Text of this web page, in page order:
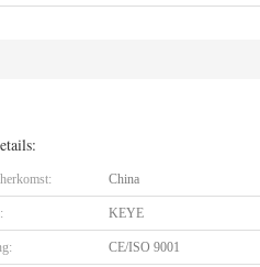
China
KEYE
CE/ISO 9001